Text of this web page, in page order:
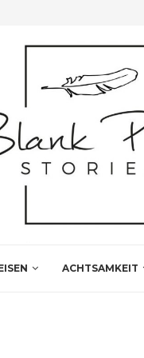
INSIDER TIPPS FÜR
ACHTSAMKEIT